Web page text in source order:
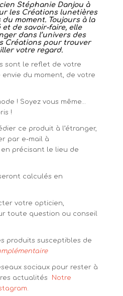
Stéphanie Danjou à
les Créations lunetières
moment. Toujours à la
de savoir-faire, elle
dans l’univers des
Créations pour trouver
votre regard.
sont le reflet de votre
du moment, de votre
! Soyez vous même…
!
ce produit à l’étranger,
par e-mail à
précisant le lieu de
calculés en
votre opticien,
toute question ou conseil
produits susceptibles de
sociaux pour rester à
actualités
Notre